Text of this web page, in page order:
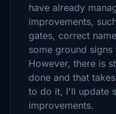
have already
improvements,
gates, correct
some ground
However, there is
done and that
to do it, I'll update
improvements.